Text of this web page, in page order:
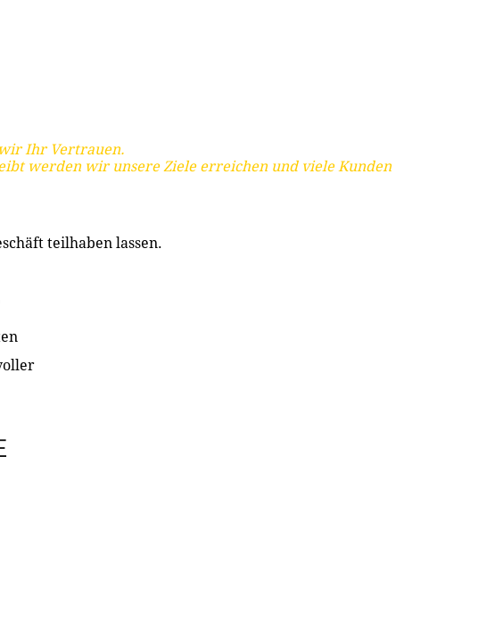
Ihr Vertrauen.
werden wir unsere Ziele erreichen und viele Kunden
teilhaben lassen.